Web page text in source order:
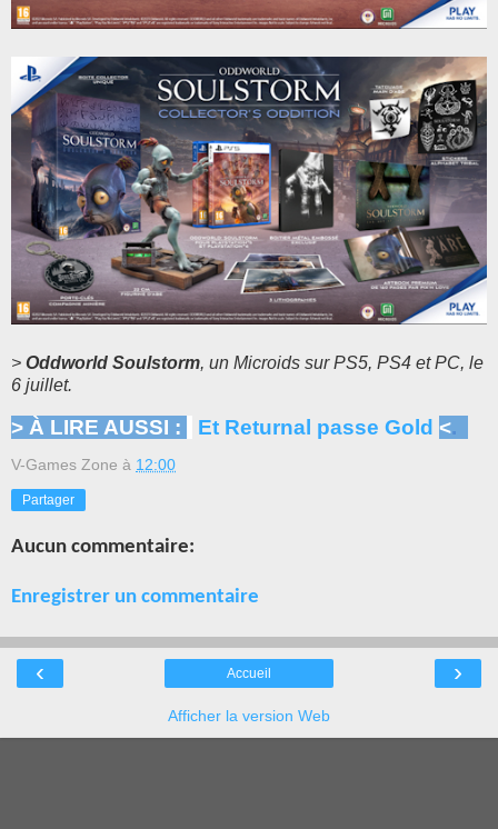
> Oddworld Soulstorm, un Microids sur PS5, PS4 et PC, le
6 juillet.
> À LIRE AUSSI : Et Returnal passe Gold <.
V-Games Zone à 12:00
Partager
Aucun commentaire:
Enregistrer un commentaire
‹ ›
Accueil
Afficher la version Web